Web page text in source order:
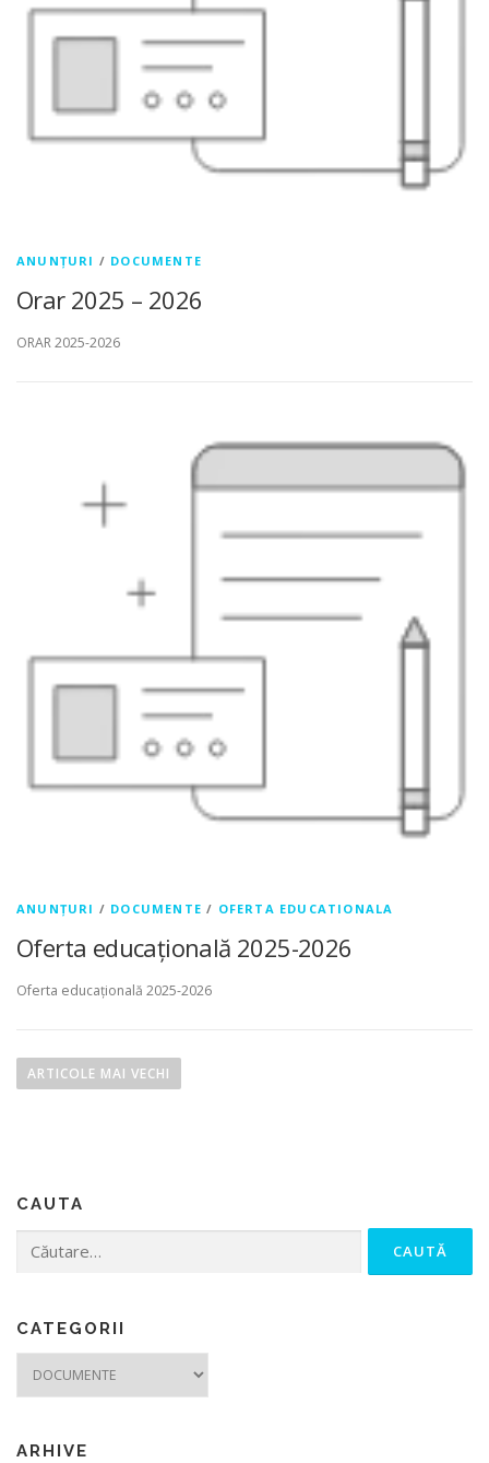
ANUNȚURI / DOCUMENTE
Orar 2025 – 2026
ORAR 2025-2026
ANUNȚURI / DOCUMENTE / OFERTA EDUCATIONALA
Oferta educațională 2025-2026
Oferta educațională 2025-2026
ARTICOLE MAI VECHI
CAUTA
CATEGORII
ARHIVE